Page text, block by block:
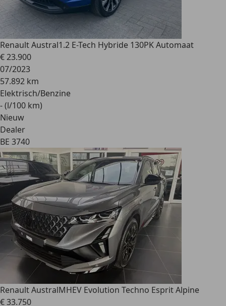
Renault Austral1.2 E-Tech Hybride 130PK Automaat
€ 23.900
07/2023
57.892 km
Elektrisch/Benzine
- (l/100 km)
Nieuw
Dealer
BE 3740
Renault AustralMHEV Evolution Techno Esprit Alpine
€ 33.750